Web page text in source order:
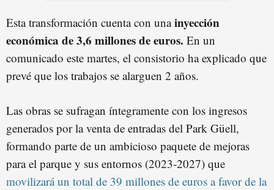
Esta transformación cuenta con unainyección
económica de 3,6 millones de euros. En un
comunicado este martes, el consistorio ha explicado que
prevé que los trabajos se alarguen 2 años.
Las obras se sufragan íntegramente con los ingresos
generados por la venta de entradas del Park Güell,
formando parte de un ambicioso paquete de mejoras
para el parque y sus entornos (2023-2027) que
movilizará un total de 39 millones de euros a favor de la